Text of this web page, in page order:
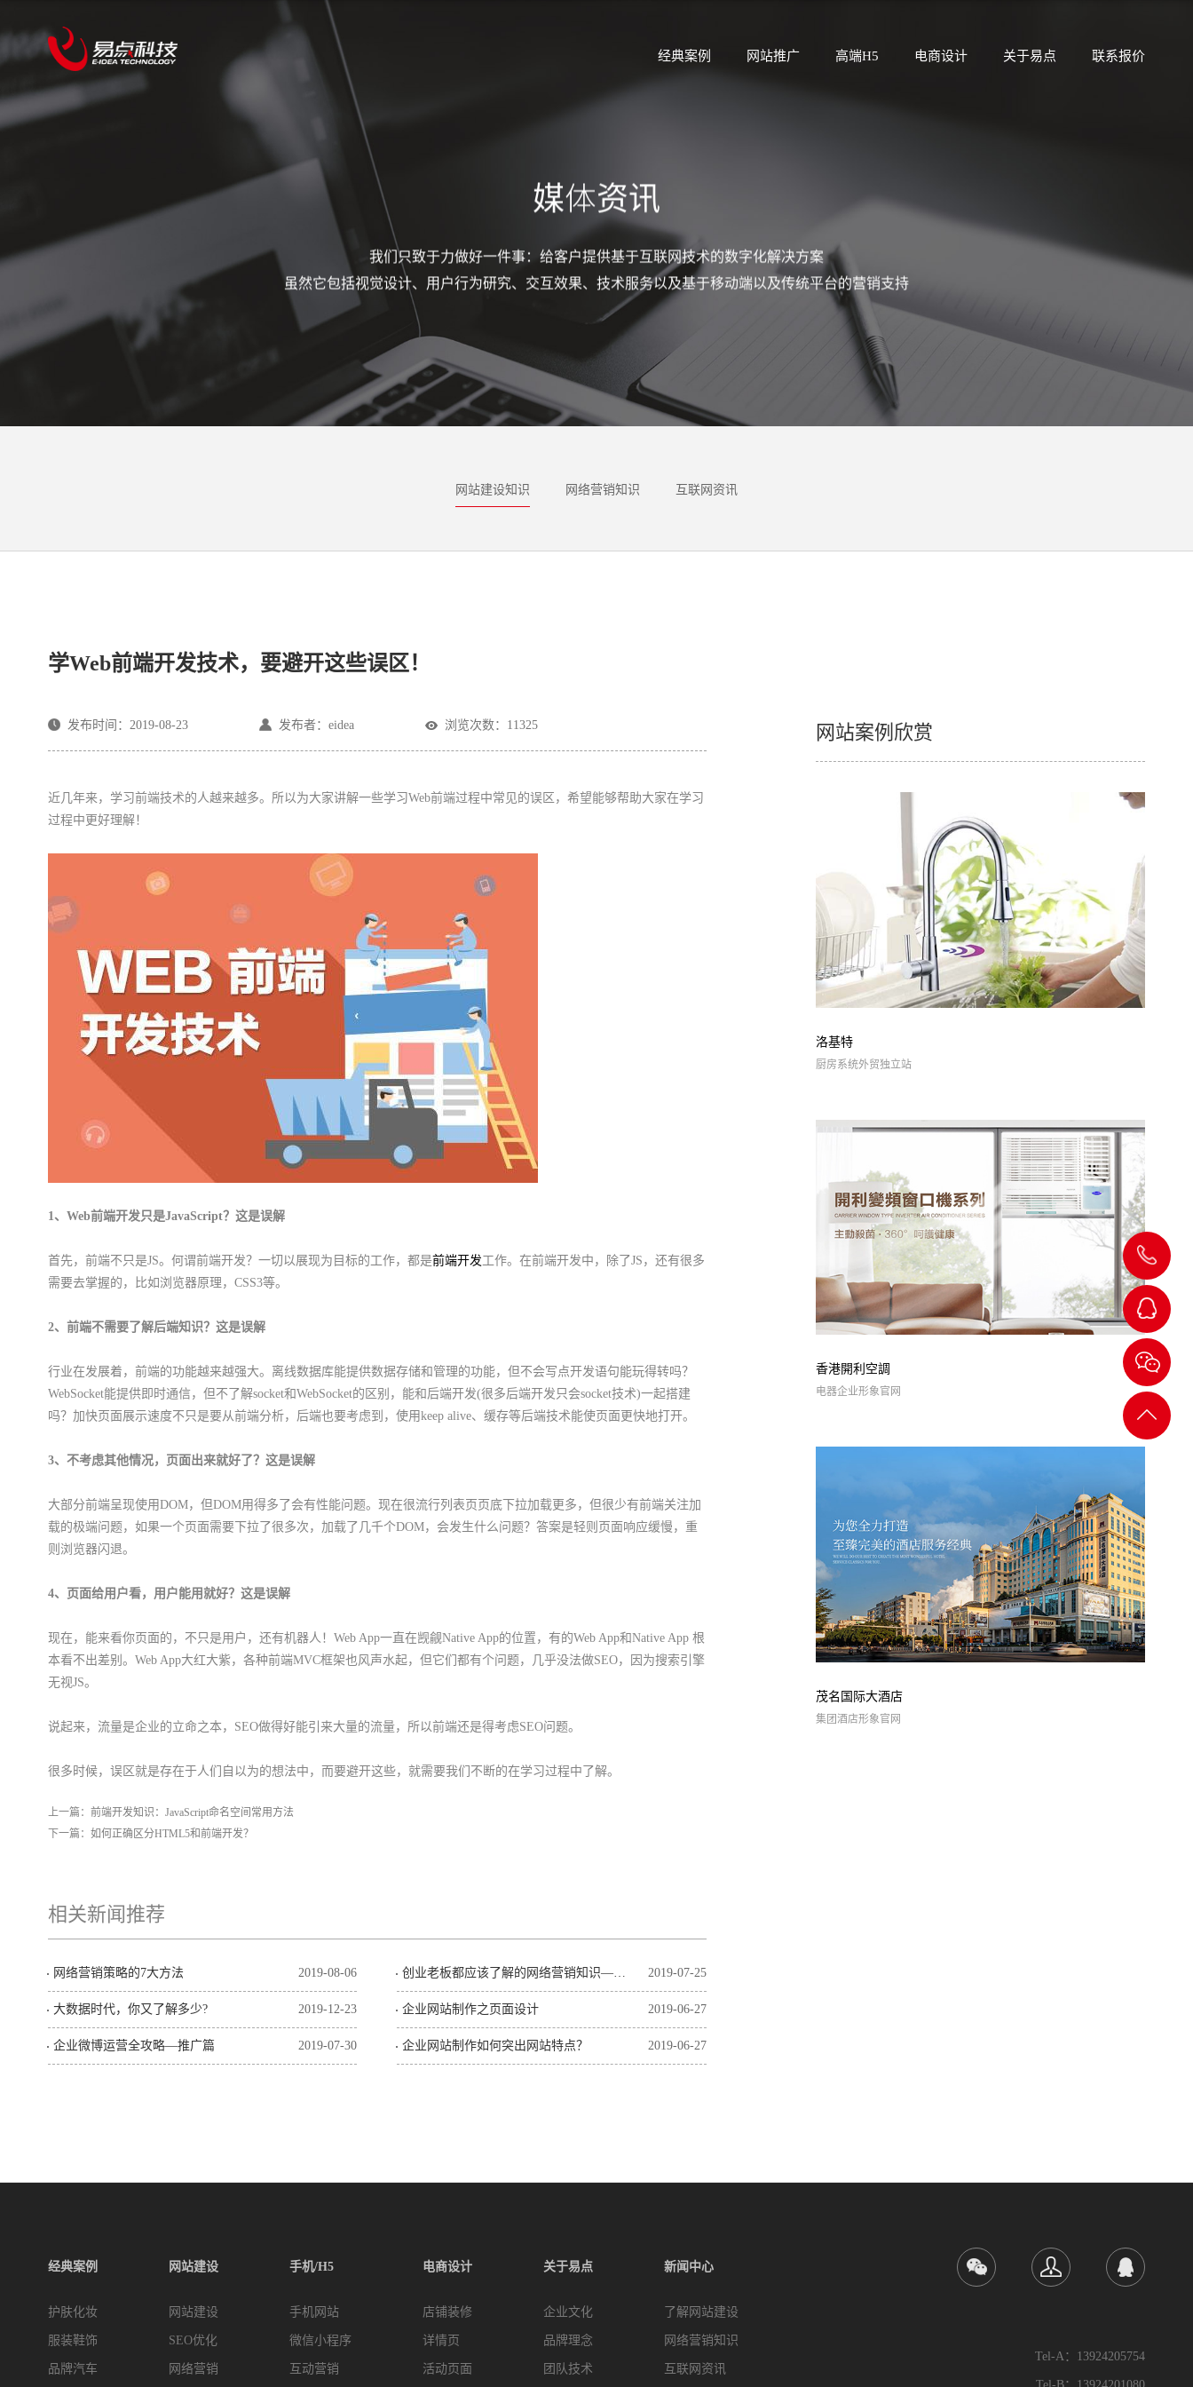
经典案例 网站推广 高端H5 电商设计 关于易点 联系报价
139-
24205754
杨小
陈经
返回
媒体资讯
我们只致于力做好一件事：给客户提供基于互联网技术的数字化解决方案
虽然它包括视觉设计、用户行为研究、交互效果、技术服务以及基于移动端以及传统平台的营销支持
网站建设知识 网络营销知识 互联网资讯
学Web前端开发技术，要避开这些误区！
发布时间：2019-08-23 发布者：eidea 浏览次数：11325
近几年来，学习前端技术的人越来越多。所以为大家讲解一些学习Web前端过程中常见的误区，希望能够帮助大家在学习
过程中更好理解！
1、Web前端开发只是JavaScript？这是误解
首先，前端不只是JS。何谓前端开发？一切以展现为目标的工作，都是前端开发工作。在前端开发中，除了JS，还有很多
需要去掌握的，比如浏览器原理，CSS3等。
2、前端不需要了解后端知识？这是误解
行业在发展着，前端的功能越来越强大。离线数据库能提供数据存储和管理的功能，但不会写点开发语句能玩得转吗？
WebSocket能提供即时通信，但不了解socket和WebSocket的区别，能和后端开发(很多后端开发只会socket技术)一起搭建
吗？加快页面展示速度不只是要从前端分析，后端也要考虑到，使用keep alive、缓存等后端技术能使页面更快地打开。
3、不考虑其他情况，页面出来就好了？这是误解
大部分前端呈现使用DOM，但DOM用得多了会有性能问题。现在很流行列表页页底下拉加载更多，但很少有前端关注加
载的极端问题，如果一个页面需要下拉了很多次，加载了几千个DOM，会发生什么问题？答案是轻则页面响应缓慢，重
则浏览器闪退。
4、页面给用户看，用户能用就好？这是误解
现在，能来看你页面的，不只是用户，还有机器人！Web App一直在觊觎Native App的位置，有的Web App和Native App 根
本看不出差别。Web App大红大紫，各种前端MVC框架也风声水起，但它们都有个问题，几乎没法做SEO，因为搜索引擎
无视JS。
说起来，流量是企业的立命之本，SEO做得好能引来大量的流量，所以前端还是得考虑SEO问题。
很多时候，误区就是存在于人们自以为的想法中，而要避开这些，就需要我们不断的在学习过程中了解。
上一篇： 前端开发知识：JavaScript命名空间常用方法
下一篇： 如何正确区分HTML5和前端开发？
相关新闻推荐
网络营销策略的7大方法 2019-08-06 创业老板都应该了解的网络营销知识—短视频营销怎么做？ 2019-07-25
大数据时代，你又了解多少? 2019-12-23 企业网站制作之页面设计 2019-06-27
企业微博运营全攻略—推广篇 2019-07-30 企业网站制作如何突出网站特点？ 2019-06-27
网站案例欣赏
洛基特
厨房系统外贸独立站
香港開利空調
电器企业形象官网
茂名国际大酒店
集团酒店形象官网
经典案例
护肤化妆
服装鞋饰
品牌汽车
网站建设
网站建设
SEO优化
网络营销
手机/H5
手机网站
微信小程序
互动营销
电商设计
店铺装修
详情页
活动页面
关于易点
企业文化
品牌理念
团队技术
新闻中心
了解网站建设
网络营销知识
互联网资讯
Tel-A：13924205754